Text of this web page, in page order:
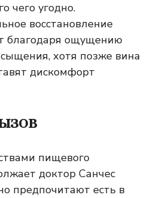
чего угодно.
восстановление
благодаря ощущению
хотя позже вина
дискомфорт
пищевого
доктор Санчес
предпочитают есть в